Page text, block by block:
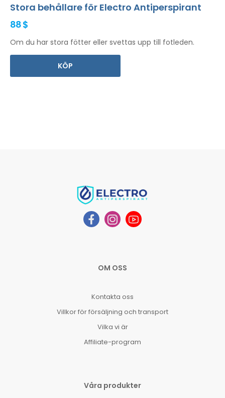
Stora behållare för Electro Antiperspirant
88 $
Om du har stora fötter eller svettas upp till fotleden.
KÖP
OM OSS
Kontakta oss
Villkor för försäljning och transport
Vilka vi är
Affiliate-program
Våra produkter